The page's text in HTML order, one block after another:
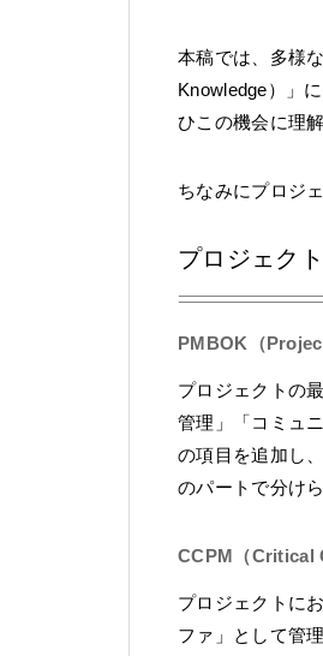
本稿では、多様
Knowledge）」
ひこの機会に理
ちなみにプロジ
プロジェク
PMBOK（
プロジェクトの
管理」「コミュ
の項目を追加し
のパートで分け
CCPM（Critical
プロジェクトに
ファ」として管